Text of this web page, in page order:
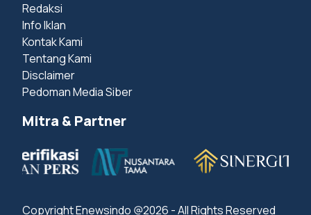
Redaksi
Info Iklan
Kontak Kami
Tentang Kami
Disclaimer
Pedoman Media Siber
Mitra & Partner
Copyright Enewsindo @2026 - All Rights Reserved